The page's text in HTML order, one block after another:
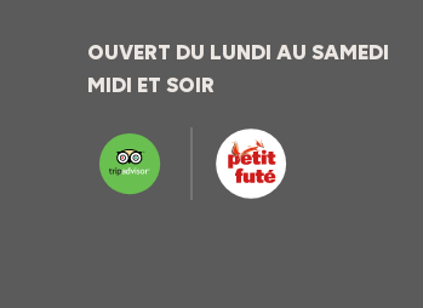
OUVERT DU LUNDI AU SAMEDI
MIDI ET SOIR